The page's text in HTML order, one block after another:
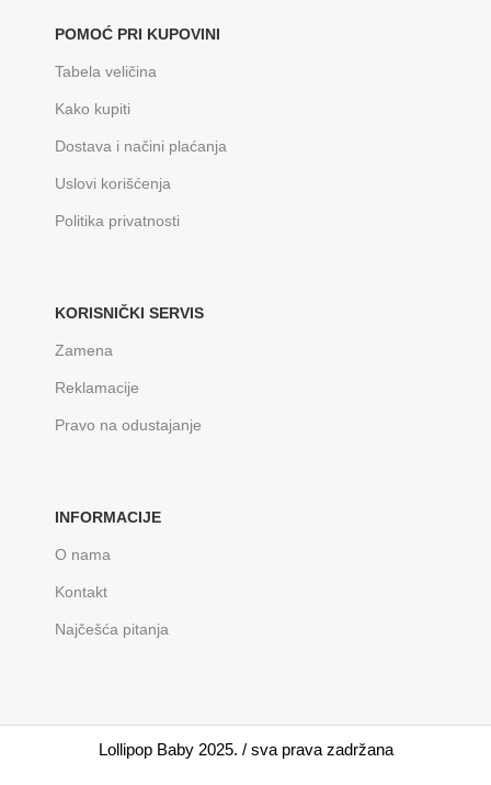
POMOĆ PRI KUPOVINI
Tabela veličina
Kako kupiti
Dostava i načini plaćanja
Uslovi korišćenja
Politika privatnosti
KORISNIČKI SERVIS
Zamena
Reklamacije
Pravo na odustajanje
INFORMACIJE
O nama
Kontakt
Najčešća pitanja
Lollipop Baby 2025. / sva prava zadržana